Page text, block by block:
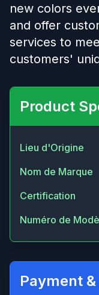
new colors
and offer
services to
customers'
Product
Lieu d'Origine
Nom de Marque
Certification
Numéro de
Payment